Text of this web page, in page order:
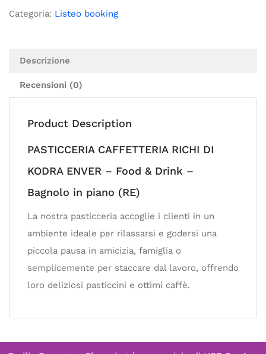
Categoria: Listeo booking
Descrizione
Recensioni (0)
Product Description
PASTICCERIA CAFFETTERIA RICHI DI
KODRA ENVER – Food & Drink –
Bagnolo in piano (RE)
La nostra pasticceria accoglie i clienti in un
ambiente ideale per rilassarsi e godersi una
piccola pausa in amicizia, famiglia o
semplicemente per staccare dal lavoro, offrendo
loro deliziosi pasticcini e ottimi caffè.